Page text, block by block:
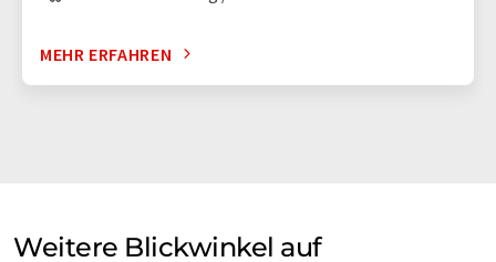
MEHR ERFAHREN
Weitere Blickwinkel auf